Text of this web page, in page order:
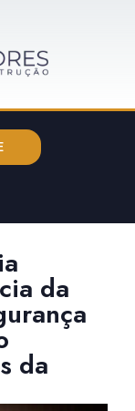
da
da